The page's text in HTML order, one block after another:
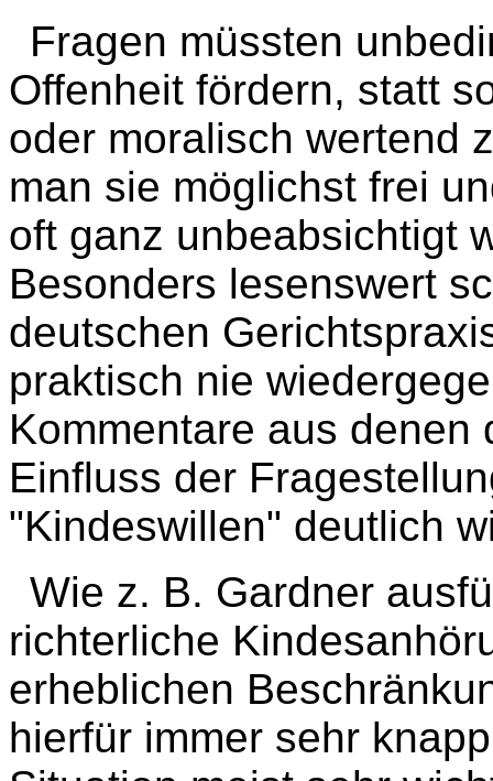
Fragen müssten
Offenheit fördern, statt
oder moralisch wertend
man sie möglichst frei
oft ganz unbeabsichtigt
Besonders lesenswert
deutschen
praktisch nie
Kommentare aus
Einfluss der
"Kindeswillen" deutlich
Wie z. B. Gardner
richterliche
erheblichen
hierfür immer sehr